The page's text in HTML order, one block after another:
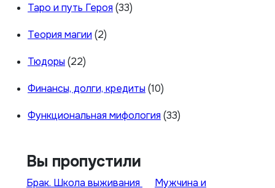
Таро и путь Героя (33)
Теория магии (2)
Тюдоры (22)
Финансы, долги, кредиты (10)
Функциональная мифология (33)
Вы пропустили
Брак. Школа выживания
Мужчина и